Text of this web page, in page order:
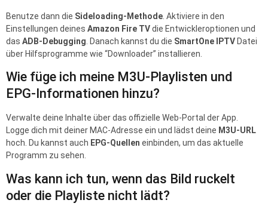
Benutze dann die Sideloading-Methode . Aktiviere in den
Einstellungen deines Amazon Fire TVdie Entwickleroptionen und
das ADB-Debugging . Danach kannst du die SmartOne IPTV Datei
über Hilfsprogramme wie “Downloader” installieren.
Wie füge ich meine M3U-Playlisten und
EPG-Informationen hinzu?
Verwalte deine Inhalte über das offizielle Web-Portal der App.
Logge dich mit deiner MAC-Adresse ein und lädst deine M3U-URL
hoch. Du kannst auch EPG-Quellen einbinden, um das aktuelle
Programm zu sehen.
Was kann ich tun, wenn das Bild ruckelt
oder die Playliste nicht lädt?